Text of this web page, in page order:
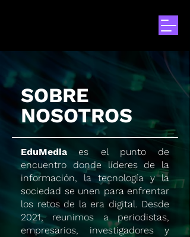
SOBRE
NOSOTROS
EduMedia
es el punto de
encuentro donde líderes de la
información, la tecnología y la
sociedad se unen para enfrentar
los retos de la era digital. Desde
2021, reunimos a periodistas,
empresarios, investigadores y